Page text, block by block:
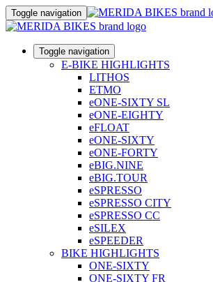
Toggle navigation
Toggle navigation
E-BIKE HIGHLIGHTS
LITHOS
ETMO
eONE-SIXTY SL
eONE-EIGHTY
eFLOAT
eONE-SIXTY
eONE-FORTY
eBIG.NINE
eBIG.TOUR
eSPRESSO
eSPRESSO CITY
eSPRESSO CC
eSILEX
eSPEEDER
BIKE HIGHLIGHTS
ONE-SIXTY
ONE-SIXTY FR